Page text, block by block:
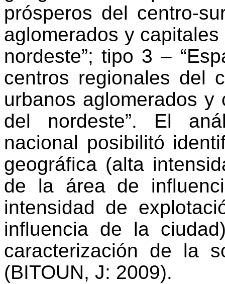
prósperos del centro-
aglomerados y
nordeste”; tipo 3 –
centros regionales del
urbanos aglomerados
del nordeste”. El
nacional posibilitó
geográfica (alta
de la área de
intensidad de
influencia de la
caracterización de la
(BITOUN, J: 2009).